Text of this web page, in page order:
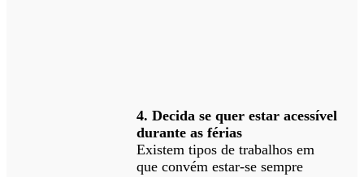
4. Decida se quer estar acessível
durante as férias
Existem tipos de trabalhos em
que convém estar-se sempre